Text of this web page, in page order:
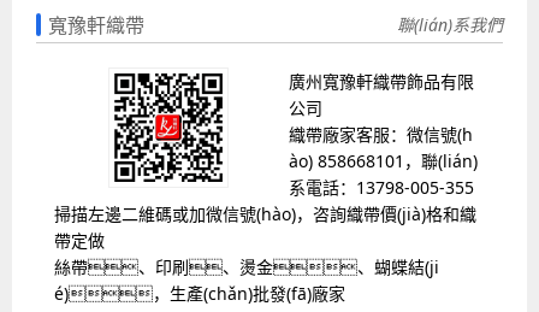
寬豫軒織帶 聯(lián)系我們
廣州寬豫軒織帶飾品有限
公司
織帶廠家客服：微信號(h
ào) 858668101，聯(lián)
系電話：13798-005-355
掃描左邊二維碼或加微信號(hào)，咨詢織帶價(jià)格和織
帶定做
絲帶、印刷、燙金、蝴蝶結(ji
é)，生產(chǎn)批發(fā)廠家